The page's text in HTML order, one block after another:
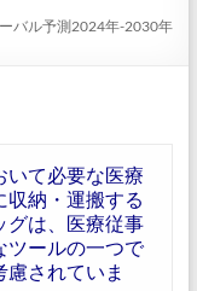
バル予測2024年-2030年
いて必要な医療
収納・運搬する
グは、医療従事
ツールの一つで
されていま